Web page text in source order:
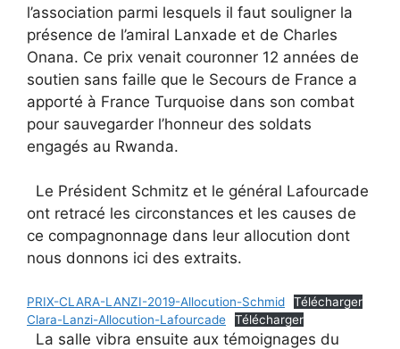
l’association parmi lesquels il faut souligner la
présence de l’amiral Lanxade et de Charles
Onana. Ce prix venait couronner 12 années de
soutien sans faille que le Secours de France a
apporté à France Turquoise dans son combat
pour sauvegarder l’honneur des soldats
engagés au Rwanda.
Le Président Schmitz et le général Lafourcade
ont retracé les circonstances et les causes de
ce compagnonnage dans leur allocution dont
nous donnons ici des extraits.
PRIX-CLARA-LANZI-2019-Allocution-Schmid
Télécharger
Clara-Lanzi-Allocution-Lafourcade
Télécharger
La salle vibra ensuite aux témoignages du